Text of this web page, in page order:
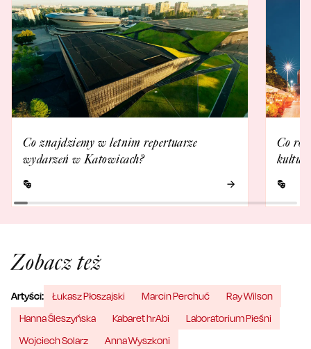
Co znajdziemy w letnim repertuarze
wydarzeń w Katowicach?
Co
Zobacz też
Artyści: Łukasz Płoszajski Marcin Perchuć
Ray Wilson
Hanna Śleszyńska
Kabaret hrAbi
Laboratorium Pieśni
Wojciech Solarz
Anna Wyszkoni